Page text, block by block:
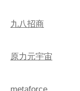
九八招商
原力元宇宙